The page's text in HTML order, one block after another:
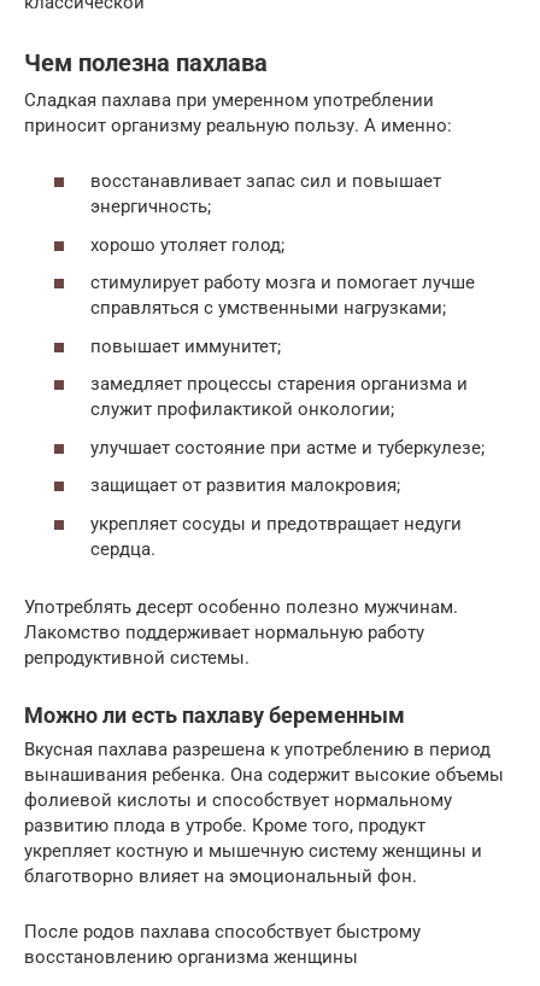
Чем полезна пахлава
Сладкая пахлава при умеренном употреблении
приносит организму реальную пользу. А именно:
восстанавливает запас сил и повышает
энергичность;
хорошо утоляет голод;
стимулирует работу мозга и помогает лучше
справляться с умственными нагрузками;
повышает иммунитет;
замедляет процессы старения организма и
служит профилактикой онкологии;
улучшает состояние при астме и туберкулезе;
защищает от развития малокровия;
укрепляет сосуды и предотвращает недуги
сердца.
Употреблять десерт особенно полезно мужчинам.
Лакомство поддерживает нормальную работу
репродуктивной системы.
Можно ли есть пахлаву беременным
Вкусная пахлава разрешена к употреблению в период
вынашивания ребенка. Она содержит высокие объемы
фолиевой кислоты и способствует нормальному
развитию плода в утробе. Кроме того, продукт
укрепляет костную и мышечную систему женщины и
благотворно влияет на эмоциональный фон.
После родов пахлава способствует быстрому
восстановлению организма женщины